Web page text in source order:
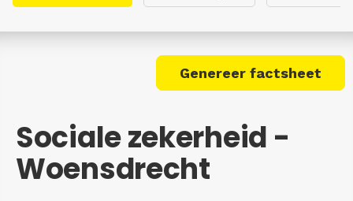
Genereer factsheet
Sociale zekerheid -
Woensdrecht